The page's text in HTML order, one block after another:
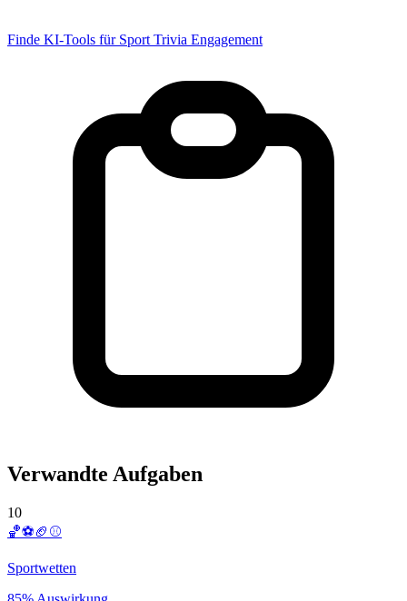
Finde KI-Tools für Sport Trivia Engagement
Verwandte Aufgaben
10
🏀⚽️🏈⚾️
Sportwetten